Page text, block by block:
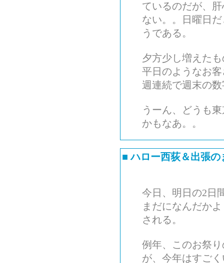
ているのだが、
ない。。日曜日
うである。
夕方少し増えた
平日のようなお
週連続で週末の
うーん、どうも
かもなあ。。
■ハロー西荻＆出張の
今日、明日の2日
まだになんだか
される。
例年、このお祭
が、今年はすご